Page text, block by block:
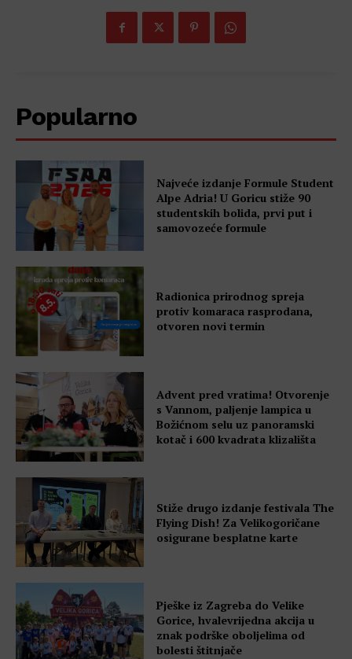
Popularno
Najveće izdanje Formule Student
Alpe Adria! U Goricu stiže 90
studentskih bolida, prvi put i
samovozeće formule
Radionica prirodnog spreja
protiv komaraca rasprodana,
otvoren novi termin
Advent pred vratima! Otvorenje
s Vannom, paljenje lampica u
Božićnom selu uz panoramski
kotač i 600 kvadrata klizališta
Stiže drugo izdanje festivala The
Flying Dish! Za Velikogoričane
osigurane besplatne karte
Pješke iz Zagreba do Velike
Gorice, hvalevrijedna akcija u
znak podrške oboljelima od
bolesti štitnjače